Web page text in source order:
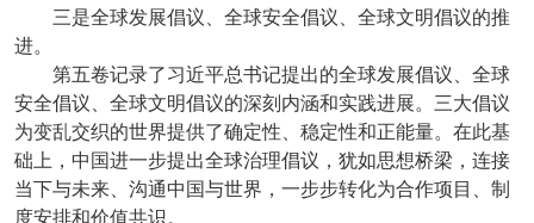
三是全球发展倡议、全球安全倡议、全球文明倡议的推
进。
第五卷记录了习近平总书记提出的全球发展倡议、全球
安全倡议、全球文明倡议的深刻内涵和实践进展。三大倡议
为变乱交织的世界提供了确定性、稳定性和正能量。在此基
础上，中国进一步提出全球治理倡议，犹如思想桥梁，连接
当下与未来、沟通中国与世界，一步步转化为合作项目、制
度安排和价值共识。